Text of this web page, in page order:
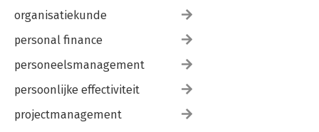
organisatiekunde
personal finance
personeelsmanagement
persoonlijke effectiviteit
projectmanagement